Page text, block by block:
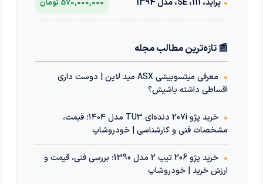
• پراید، 111، SE، مدل 1394 570,000,000 تومان
📰 تازه‌ترین مطالب مجله
•
معرفی میتسوبیشی ASX مید لاین | دوست داری
اقساطی داشته باشیش؟
•
خرید پژو 207i دنده‌ای TU3 مدل ۱۴۰۴؛ قیمت،
مشخصات فنی و کارشناسی | خودروشاپ
•
خرید پژو 206 تیپ 2 مدل 1390؛ بررسی فنی، قیمت و
ارزش خرید | خودروشاپ